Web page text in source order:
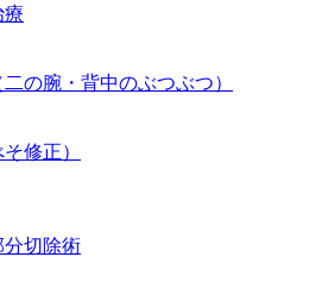
療
の腕・背中のぶつぶつ）
修正）
分切除術